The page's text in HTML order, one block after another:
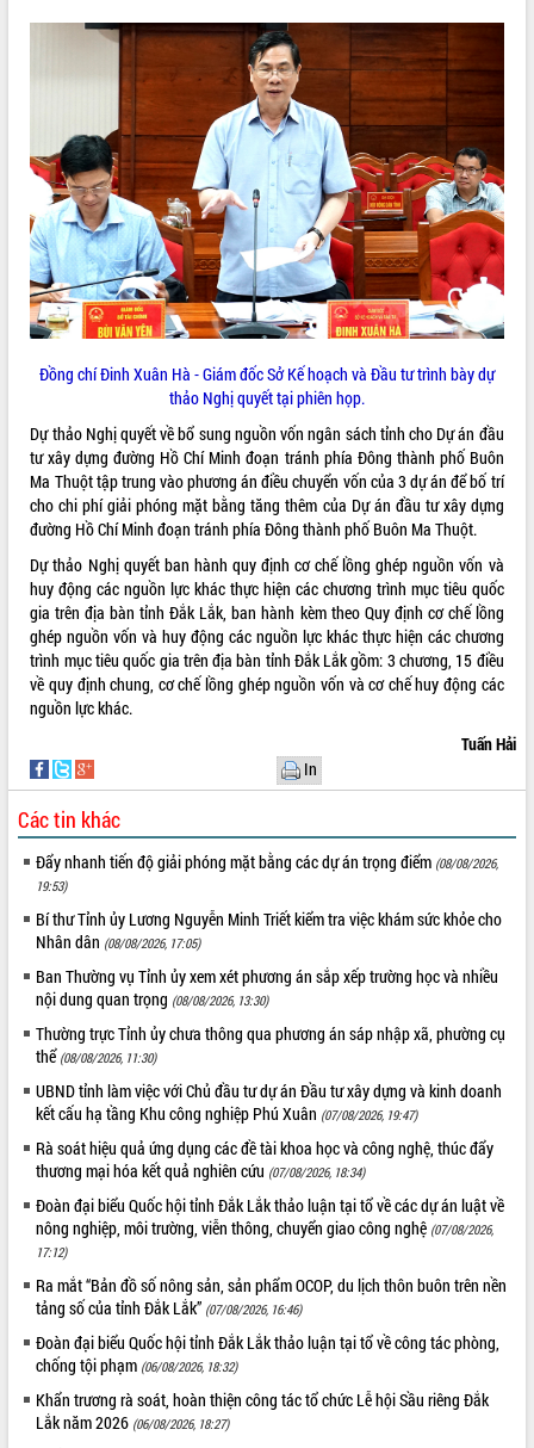
và tặng quà người dân xã Cư Pui
Hội nghị UBND tỉnh Đắk Lắk thường kỳ
Lễ truy tặng danh hiệu “Bà Mẹ Việt
Nam Anh hùng” và trao Huân chương
Lao động
UBND tỉnh Đắk Lắk triển khai nhiệm
vụ 6 tháng cuối năm 2026
Kỳ họp thứ Hai, Hội đồng nhân dân
tỉnh khóa XI quyết nghị nhiều nội dung
quan trọng
Bí thư Tỉnh ủy Lương Nguyễn Minh
cách mạng
Rà soát, hoàn thiện hệ thống thiết chế
văn hóa, thể thao đáp ứng yêu cầu
phát triển mới
Thường trực HĐND tỉnh Đắk Lắk gặp
mặt Đoàn chuyên gia y tế TP. Hồ Chí
Minh
Lễ truy điệu và an táng hài cốt liệt sĩ
tại Nghĩa trang Liệt sĩ xã Sơn Hòa
Bàn giải pháp tháo gỡ khó khăn trong
xuất khẩu sầu riêng và triển khai quy
định EUDR
Thứ trưởng Bộ Nông nghiệp và Môi
trường Nguyễn Hoàng Hiệp khảo sát
sầu riêng tại Đắk Lắk
Trình diễn nghệ thuật chế biến các
món ăn từ sầu riêng
Đắk Lắk công bố Quy hoạch và xúc
tiến đầu tư tỉnh
Ngành cá ngừ Đắk Lắk chủ động thích
ứng để giữ vững thị trường xuất khẩu
Diễn đàn Kinh tế tư nhân Việt Nam đột
phá cơ chế - Hợp tác công tư
Đề án 06 tạo bước ngoặt đột phá trong
cải cách hành chính tỉnh Đắk Lắk
Kết nối tour, đẩy mạnh chuyển đổi số
để phát triển du lịch Đắk Lắk
Khởi động Dự án Đầu tư xây dựng hạ
tầng kỹ thuật Cụm công nghiệp Tân
Tiến
Gặp mặt các cơ quan báo chí nhân Kỷ
niệm 101 năm Ngày Báo chí Cách
mạng Việt Nam
Đắk Lắk sơ kết 4 năm triển khai thực
hiện Đề án 06 của Chính phủ
Họp báo thông tin về Hội nghị Công bố
Quy hoạch và Xúc tiến đầu tư tỉnh Đắk
Lắk
Khơi thông điểm nghẽn, đẩy nhanh
giải ngân vốn khắc phục thiên tai
ALBUM ẢNH
LIÊN KẾT WEB
THỐNG KÊ TRUY CẬP
Hôm nay:
24788
Tất cả: 66110456
Đồng chí Đinh Xuân Hà - Giám đốc Sở Kế hoạch và Đầu tư trình bày dự
thảo Nghị quyết tại phiên họp.
Dự thảo Nghị quyết về bổ sung nguồn vốn ngân sách tỉnh cho Dự án đầu
tư xây dựng đường Hồ Chí Minh đoạn tránh phía Đông thành phố Buôn
Ma Thuột tập trung vào phương án điều chuyển vốn của 3 dự án để bố trí
cho chi phí giải phóng mặt bằng tăng thêm của Dự án đầu tư xây dựng
đường Hồ Chí Minh đoạn tránh phía Đông thành phố Buôn Ma Thuột.
Dự thảo Nghị quyết ban hành quy định cơ chế lồng ghép nguồn vốn và
huy động các nguồn lực khác thực hiện các chương trình mục tiêu quốc
gia trên địa bàn tỉnh Đắk Lắk, ban hành kèm theo Quy định cơ chế lồng
ghép nguồn vốn và huy động các nguồn lực khác thực hiện các chương
trình mục tiêu quốc gia trên địa bàn tỉnh Đắk Lắk gồm: 3 chương, 15 điều
về quy định chung, cơ chế lồng ghép nguồn vốn và cơ chế huy động các
nguồn lực khác.
Tuấn Hải
In
Các tin khác
Đẩy nhanh tiến độ giải phóng mặt bằng các dự án trọng điểm (08/08/2026,
19:53)
Bí thư Tỉnh ủy Lương Nguyễn Minh Triết kiểm tra việc khám sức khỏe cho
Nhân dân (08/08/2026, 17:05)
Ban Thường vụ Tỉnh ủy xem xét phương án sắp xếp trường học và nhiều
nội dung quan trọng (08/08/2026, 13:30)
Thường trực Tỉnh ủy chưa thông qua phương án sáp nhập xã, phường cụ
thể (08/08/2026, 11:30)
UBND tỉnh làm việc với Chủ đầu tư dự án Đầu tư xây dựng và kinh doanh
kết cấu hạ tầng Khu công nghiệp Phú Xuân (07/08/2026, 19:47)
Rà soát hiệu quả ứng dụng các đề tài khoa học và công nghệ, thúc đẩy
thương mại hóa kết quả nghiên cứu (07/08/2026, 18:34)
Đoàn đại biểu Quốc hội tỉnh Đắk Lắk thảo luận tại tổ về các dự án luật về
nông nghiệp, môi trường, viễn thông, chuyển giao công nghệ (07/08/2026,
17:12)
Ra mắt “Bản đồ số nông sản, sản phẩm OCOP, du lịch thôn buôn trên nền
tảng số của tỉnh Đắk Lắk” (07/08/2026, 16:46)
Đoàn đại biểu Quốc hội tỉnh Đắk Lắk thảo luận tại tổ về công tác phòng,
chống tội phạm (06/08/2026, 18:32)
Khẩn trương rà soát, hoàn thiện công tác tổ chức Lễ hội Sầu riêng Đắk
Lắk năm 2026 (06/08/2026, 18:27)